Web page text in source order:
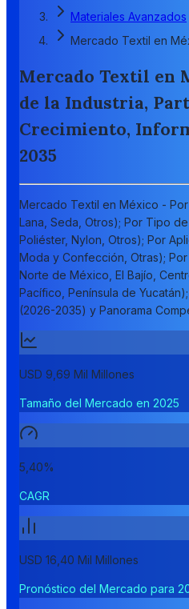
Materiales Avanzados
Mercado Textil en
Mercado Textil en
de la Industria,
Crecimiento,
2035
Mercado Textil en México -
Lana, Seda, Otros); Por Tipo
Poliéster, Nylon, Otros); Por
Moda y Confección, Otras); Por
Norte de México, El Bajío,
Pacífico, Península de
(2026-2035) y Panorama
USD 9,69 Mil Millones
Tamaño del Mercado en 2025
5,40%
CAGR
USD 16,40 Mil Millones
Pronóstico del Mercado para